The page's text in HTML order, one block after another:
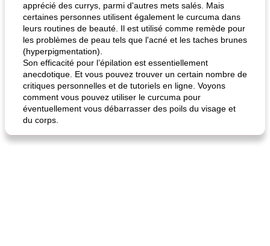
apprécié des currys, parmi d'autres mets salés. Mais
certaines personnes utilisent également le curcuma dans
leurs routines de beauté. Il est utilisé comme remède pour
les problèmes de peau tels que l'acné et les taches brunes
(hyperpigmentation).
Son efficacité pour l’épilation est essentiellement
anecdotique. Et vous pouvez trouver un certain nombre de
critiques personnelles et de tutoriels en ligne. Voyons
comment vous pouvez utiliser le curcuma pour
éventuellement vous débarrasser des poils du visage et
du corps.